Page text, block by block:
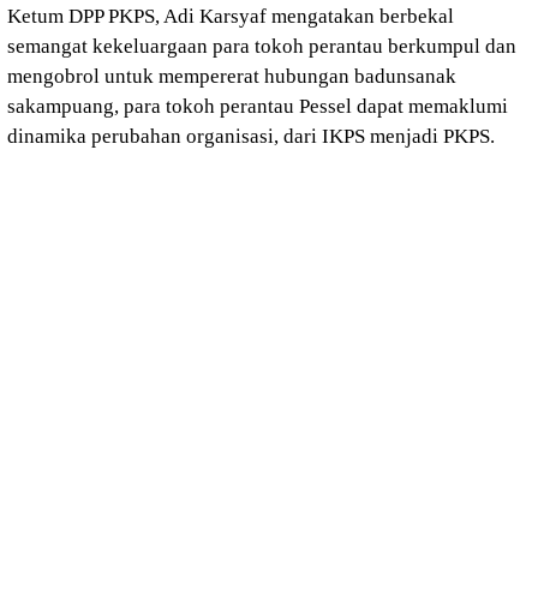
Ketum DPP PKPS, Adi Karsyaf mengatakan berbekal
semangat kekeluargaan para tokoh perantau berkumpul dan
mengobrol untuk mempererat hubungan badunsanak
sakampuang, para tokoh perantau Pessel dapat memaklumi
dinamika perubahan organisasi, dari IKPS menjadi PKPS.